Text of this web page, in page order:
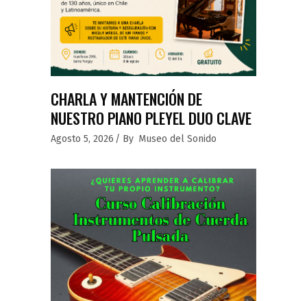
CHARLA Y MANTENCIÓN DE
NUESTRO PIANO PLEYEL DUO CLAVE
Agosto 5, 2026 By Museo del Sonido